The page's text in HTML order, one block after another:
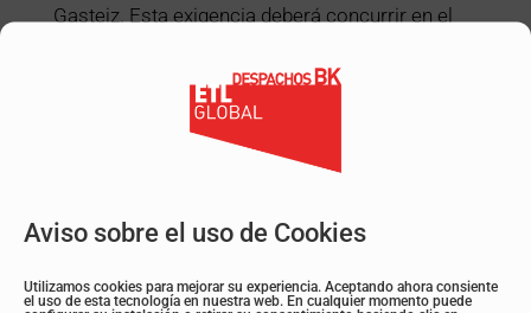
Aviso sobre el uso de Cookies
Utilizamos cookies para mejorar su experiencia. Aceptando ahora consiente
el uso de esta tecnología en nuestra web. En cualquier momento puede
Gasteiz. Esta exigencia deberá concurrir en el
mantenerse vigente durante todo el proceso de
subvención (concesión y pago).
Acciones subvencionables
de aislamiento acústico por empresa o persona
arquitectónica, con el fin de cuantificar el